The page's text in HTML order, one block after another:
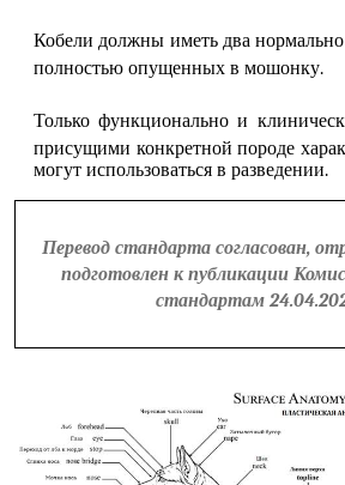
Кобели должны иметь два
полностью опущенных в мошонку.
Только функционально и
присущими конкретной породе
могут использоваться в разведении.
Перевод стандарта согласован,
подготовлен к публикации
стандартам